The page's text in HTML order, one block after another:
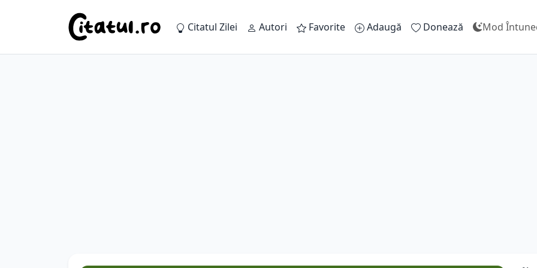
Citatul Zilei Autori Favorite Adaugă Donează Mod